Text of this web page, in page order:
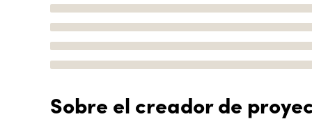
Sobre el creador de